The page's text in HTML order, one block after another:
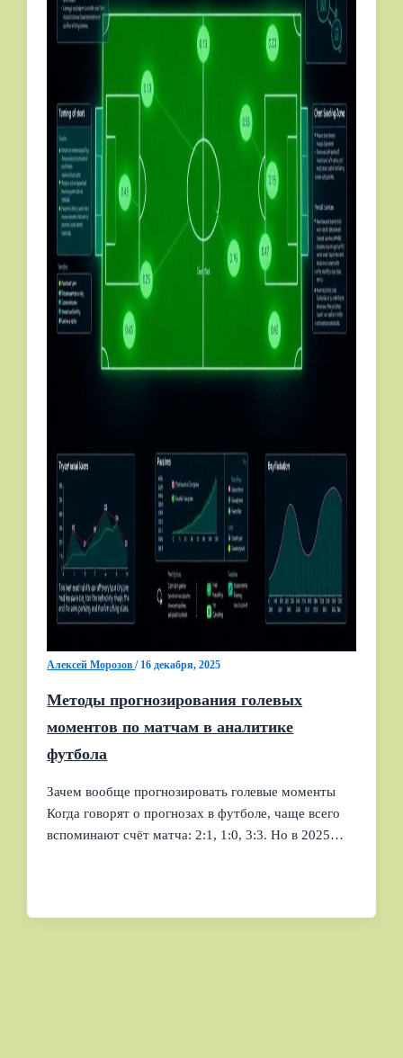
Алексей Морозов/ 16 декабря, 2025
Методы прогнозирования голевых
моментов по матчам в аналитике
футбола
Зачем вообще прогнозировать голевые моменты
Когда говорят о прогнозах в футболе, чаще всего
вспоминают счёт матча: 2:1, 1:0, 3:3. Но в 2025…